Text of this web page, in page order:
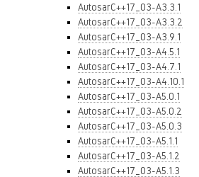
AutosarC++17_03-A3.3.1
AutosarC++17_03-A3.3.2
AutosarC++17_03-A3.9.1
AutosarC++17_03-A4.5.1
AutosarC++17_03-A4.7.1
AutosarC++17_03-A4.10.1
AutosarC++17_03-A5.0.1
AutosarC++17_03-A5.0.2
AutosarC++17_03-A5.0.3
AutosarC++17_03-A5.1.1
AutosarC++17_03-A5.1.2
AutosarC++17_03-A5.1.3